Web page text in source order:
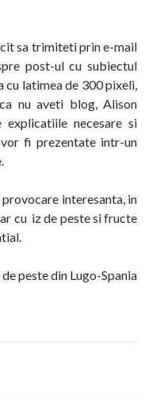
sa trimiteti prin e-mail
post-ul cu subiectul
cu latimea de 300 pixeli,
nu aveti blog, Alison
necesare si
fi prezentate intr-un
interesanta, in
cu iz de peste si fructe
peste din Lugo-Spania